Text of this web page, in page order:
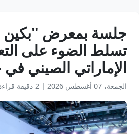
جلسة بمعرض "بكين
تسلط الضوء على
الإماراتي الصيني
الجمعة، 07 أغسطس 2026 | 2 دقيقة قراءة